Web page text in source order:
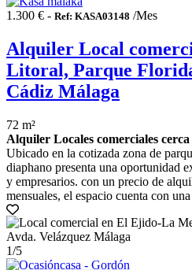
1.300 € - Ref: KASA03148 /Mes
Alquiler Local
Litoral, Parque
Cádiz Málaga
72 m²
Alquiler Locales comerciales
Ubicado en la cotizada zona de
diaphano presenta una oportunidad
y empresarios. con un precio de
mensuales, el espacio cuenta con
1/5